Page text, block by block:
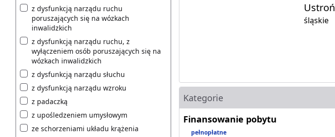
z dysfunkcją narządu ruchu
poruszających się na wózkach
inwalidzkich
z dysfunkcją narządu ruchu, z
wyłączeniem osób poruszających się na
wózkach inwalidzkich
z dysfunkcją narządu słuchu
z dysfunkcją narządu wzroku
z padaczką
z upośledzeniem umysłowym
ze schorzeniami układu krążenia
Ustroń
śląskie
Kategorie
Finansowanie pobytu
pełnopłatne